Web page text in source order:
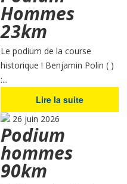
Hommes
23km
Le podium de la course
historique ! Benjamin Polin ( )
:...
Lire la suite
26 juin 2026
Podium
hommes
90km